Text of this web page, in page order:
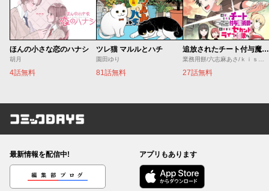
ほんの小さな恋のハナシ
胡月
4話無料
ツレ猫 マルルとハチ
園田ゆり
81話無料
追放されたチート付与魔術師は気ままなセカンドライフを謳歌する。 ～俺は武器だけじゃなく、あらゆるものに『強化ポイント』を付与できるし、俺の意思でいつでも効果を解除できるけど、残った人たち大丈夫？～
業務用餅/六志麻あさ/ｋｉｓｕｉ
27話無料
コミックDAYS
最新情報を配信中!
編集部ブログ
アプリもあります